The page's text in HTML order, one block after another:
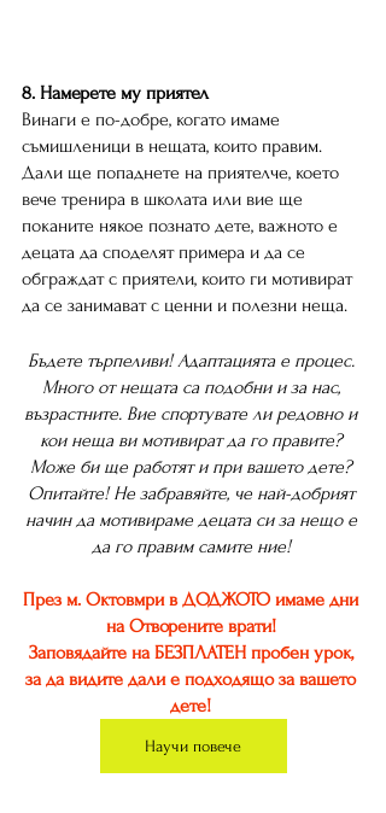
8. Намерете му приятел
Винаги е по-добре, когато имаме
съмишленици в нещата, които правим.
Дали ще попаднете на приятелче, което
вече тренира в школата или вие ще
поканите някое познато дете, важното е
децата да споделят примера и да се
обграждат с приятели, които ги мотивират
да се занимават с ценни и полезни неща.
Бъдете търпеливи! Адаптацията е процес.
Много от нещата са подобни и за нас,
възрастните. Вие спортувате ли редовно и
кои неща ви мотивират да го правите?
Може би ще работят и при вашето дете?
Опитайте! Не забравяйте, че най-добрият
начин да мотивираме децата си за нещо е
да го правим самите ние!
През м. Октовмри в ДОДЖОТО имаме дни
на Отворените врати!
Заповядайте на БЕЗПЛАТЕН пробен урок,
за да видите дали е подходящо за вашето
дете!
Научи повече